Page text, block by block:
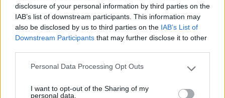
disclosure of your personal information by third parties on the
IAB’s list of downstream participants. This information may
also be disclosed by us to third parties on the IAB’s List of
Downstream Participants that may further disclose it to other
Please note that this website/app uses one or more Google
not limited to your visit or usage behaviour. You may click to
Personal Data Processing Opt Outs
I want to opt-out of the Sharing of my
personal data.